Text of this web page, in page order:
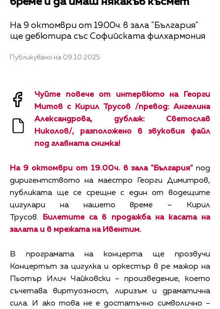
На 9 октомври от 19.00ч. в зала "България"
ще дебютира със Софийската филхармония
Публикувано на 09.10.2025
Чуйте повече от интервюто на Георги
Митов с Кирил Трусов /превод: Ангелина
Александрова, дублаж: Светослав
Николов/, разположено в звуковия файл
под главната снимка!
На 9 октомври от 19.00ч. в зала "България"под
диригентството на маестро Георги Димитров,
публиката ще се срещне с един от водещите
цигулари на нашето време – Кирил
Трусов.
Билетите са в продажба на касата на
залата и в мрежата на Ивентим.
В програмата на концерта ще прозвучи
Концертът за цигулка и оркестър в ре мажор на
Пьотър Илич Чайковски – произведение, което
съчетава виртуозност, лиризъм и драматична
сила. И ако това не е достатъчно символично –